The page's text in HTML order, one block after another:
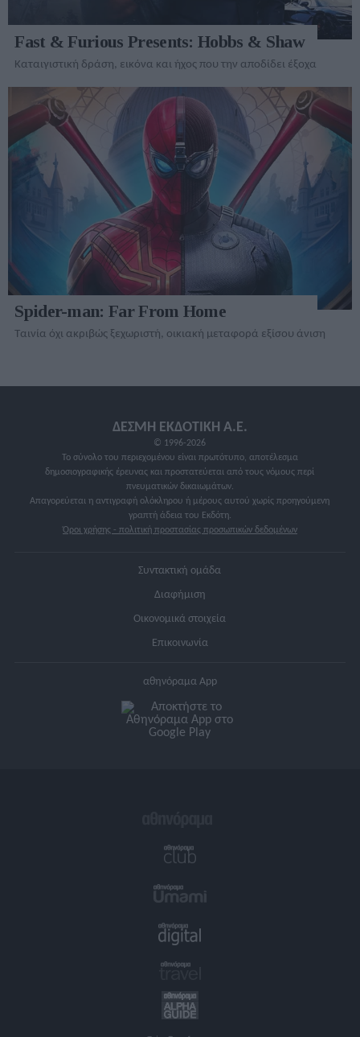
Fast & Furious Presents: Hobbs & Shaw
Καταιγιστική δράση, εικόνα και ήχος που την αποδίδει έξοχα
Spider-man: Far From Home
Ταινία όχι ακριβώς ξεχωριστή, οικιακή μεταφορά εξίσου άνιση
ΔΕΣΜΗ ΕΚΔΟΤΙΚΗ A.E.
© 1996-2026
Το σύνολο του περιεχομένου είναι πρωτότυπο, αποτέλεσμα
δημοσιογραφικής έρευνας και προστατεύεται από τους νόμους περί
πνευματικών δικαιωμάτων.
Απαγορεύεται η αντιγραφή ολόκληρου ή μέρους αυτού χωρίς προηγούμενη
γραπτή άδεια του Εκδότη.
Όροι χρήσης - πολιτική προστασίας προσωπικών δεδομένων
Συντακτική ομάδα
Διαφήμιση
Οικονομικά στοιχεία
Επικοινωνία
αθηνόραμα App